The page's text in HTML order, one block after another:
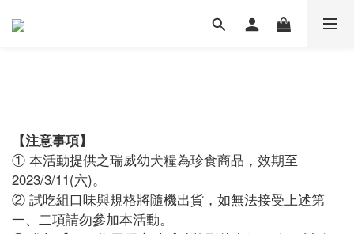
【注意事項】
① 本活動提供之瑞威幼犬糧為珍食商品，效期至
2023/3/11(六)。
② 試吃組口味與規格將隨機出貨，如無法接受上述第
一、二項請勿參加本活動。